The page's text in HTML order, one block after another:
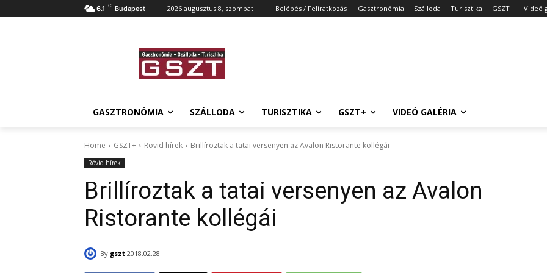
6.1 C Budapest 2026 augusztus 8, szombat Belépés / Feliratkozás Gasztronómia Szálloda Turisztika GSZT+ Videó
GASZTRONÓMIA SZÁLLODA TURISZTIKA GSZT+ VIDEÓ GALÉRIA
Home GSZT+ Rövid hírek Brillíroztak a tatai versenyen az Avalon Ristorante kollégái
Rövid hírek
Brillíroztak a tatai versenyen az Avalon
Ristorante kollégái
By gszt 2018.02.28.